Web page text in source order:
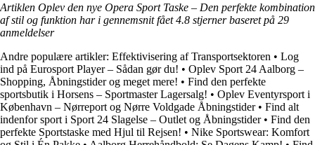
Artiklen Oplev den nye Opera Sport Taske – Den perfekte kombination
af stil og funktion har i gennemsnit fået4.8 stjerner baseret på 29
anmeldelser
Andre populære artikler: Effektivisering af Transportsektoren • Log
ind på Eurosport Player – Sådan gør du! • Oplev Sport 24 Aalborg –
Shopping, Åbningstider og meget mere! • Find den perfekte
sportsbutik i Horsens – Sportmaster Lagersalg! • Oplev Eventyrsport i
København – Nørreport og Nørre Voldgade Åbningstider• Find alt
indenfor sport i Sport 24 Slagelse – Outlet og Åbningstider• Find den
perfekte Sportstaske med Hjul til Rejsen! • Nike Sportswear: Komfort